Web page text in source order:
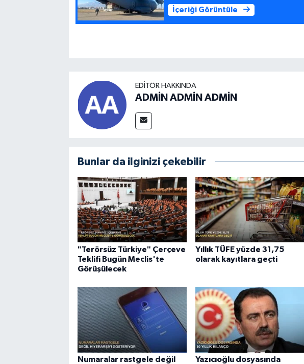
İçeriği Görüntüle
EDITÖR HAKKINDA
ADMİN ADMİN ADMİN
Bunlar da ilginizi çekebilir
"Terörsüz Türkiye" Çerçeve
Teklifi Bugün Meclis'te
Görüşülecek
Yıllık TÜFE yüzde 31,75
olarak kayıtlara geçti
Numaralar rastgele değil
Yazıcıoğlu dosyasında